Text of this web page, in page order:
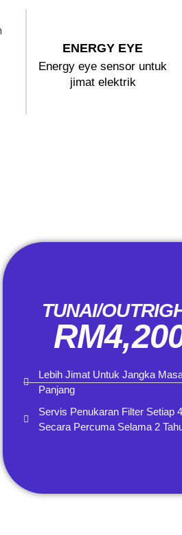
ENERGY EYE
Energy eye sensor untuk
jimat elektrik
TUNAI/
Lebih Jimat Untuk Jangka
Panjang
Servis Penukaran Filter Setiap
Secara Percuma Selama 2